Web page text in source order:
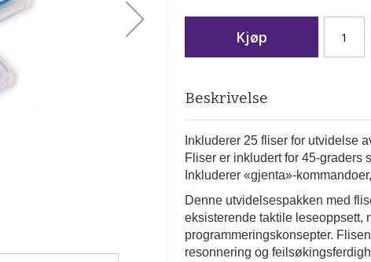
Kjøp
Beskrivelse
Inkluderer 25 fliser for utvidelse
Fliser er inkludert for 45-graders
Inkluderer «gjenta»-
Denne utvidelsespakken med
eksisterende taktile leseoppsett,
programmeringskonsepter.
resonnering og